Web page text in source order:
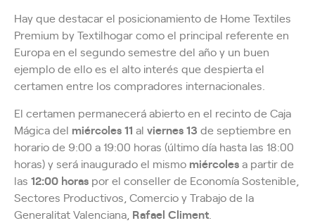
Hay que destacar el posicionamiento de Home Textiles
Premium by Textilhogar como el principal referente en
Europa en el segundo semestre del año y un buen
ejemplo de ello es el alto interés que despierta el
certamen entre los compradores internacionales.
El certamen permanecerá abierto en el recinto de Caja
Mágica del miércoles 11 al viernes 13 de septiembre en
horario de 9:00 a 19:00 horas (último día hasta las 18:00
horas) y será inaugurado el mismo miércolesa partir de
las 12:00 horas por el conseller de Economía Sostenible,
Sectores Productivos, Comercio y Trabajo de la
Generalitat Valenciana, Rafael Climent